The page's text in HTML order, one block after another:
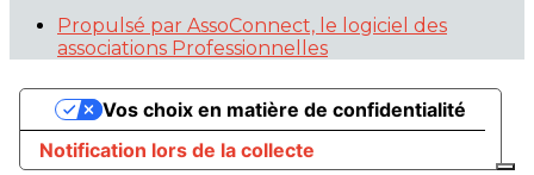
Propulsé par AssoConnect, le logiciel des
associations Professionnelles
Notification lors de la collecte
Vos choix en matière de confidentialité